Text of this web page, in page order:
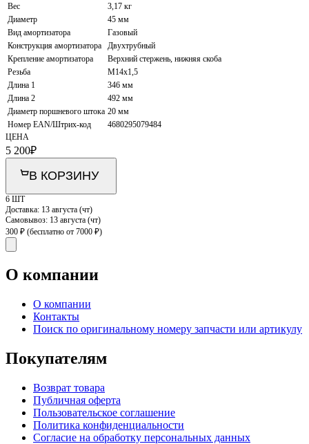
Вес
3,17 кг
Диаметр
45 мм
Вид амортизатора
Газовый
Конструкция амортизатора
Двухтрубный
Крепление амортизатора
Верхний стержень, нижняя скоба
Резьба
M14x1,5
Длина 1
346 мм
Длина 2
492 мм
Диаметр поршневого штока 20 мм
Номер EAN/Штрих-код
4680295079484
ЦЕНА
5 200₽
В КОРЗИНУ
6 ШТ
Доставка: 13 августа (чт)
Самовывоз: 13 августа (чт)
300 ₽ (бесплатно от 7000 ₽)
О компании
О компании
Контакты
Поиск по оригинальному номеру запчасти или артикулу
Покупателям
Возврат товара
Публичная оферта
Пользовательское соглашение
Политика конфиденциальности
Согласие на обработку персональных данных